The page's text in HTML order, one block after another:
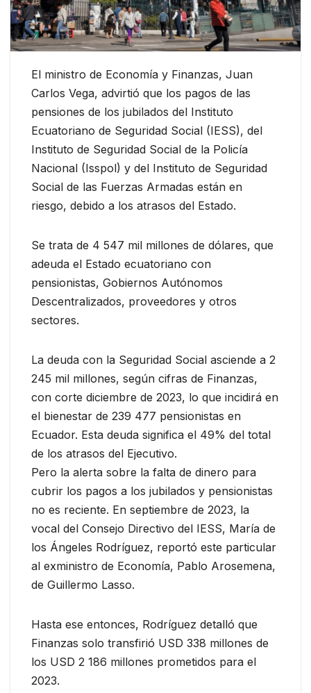
El ministro de Economía y Finanzas, Juan
Carlos Vega, advirtió que los pagos de las
pensiones de los jubilados del Instituto
Ecuatoriano de Seguridad Social (IESS), del
Instituto de Seguridad Social de la Policía
Nacional (Isspol) y del Instituto de Seguridad
Social de las Fuerzas Armadas están en
riesgo, debido a los atrasos del Estado.
Se trata de 4 547 mil millones de dólares, que
adeuda el Estado ecuatoriano con
pensionistas, Gobiernos Autónomos
Descentralizados, proveedores y otros
sectores.
La deuda con la Seguridad Social asciende a 2
245 mil millones, según cifras de Finanzas,
con corte diciembre de 2023, lo que incidirá en
el bienestar de 239 477 pensionistas en
Ecuador. Esta deuda significa el 49% del total
de los atrasos del Ejecutivo.
Pero la alerta sobre la falta de dinero para
cubrir los pagos a los jubilados y pensionistas
no es reciente. En septiembre de 2023, la
vocal del Consejo Directivo del IESS, María de
los Ángeles Rodríguez, reportó este particular
al exministro de Economía, Pablo Arosemena,
de Guillermo Lasso.
Hasta ese entonces, Rodríguez detalló que
Finanzas solo transfirió USD 338 millones de
los USD 2 186 millones prometidos para el
2023.